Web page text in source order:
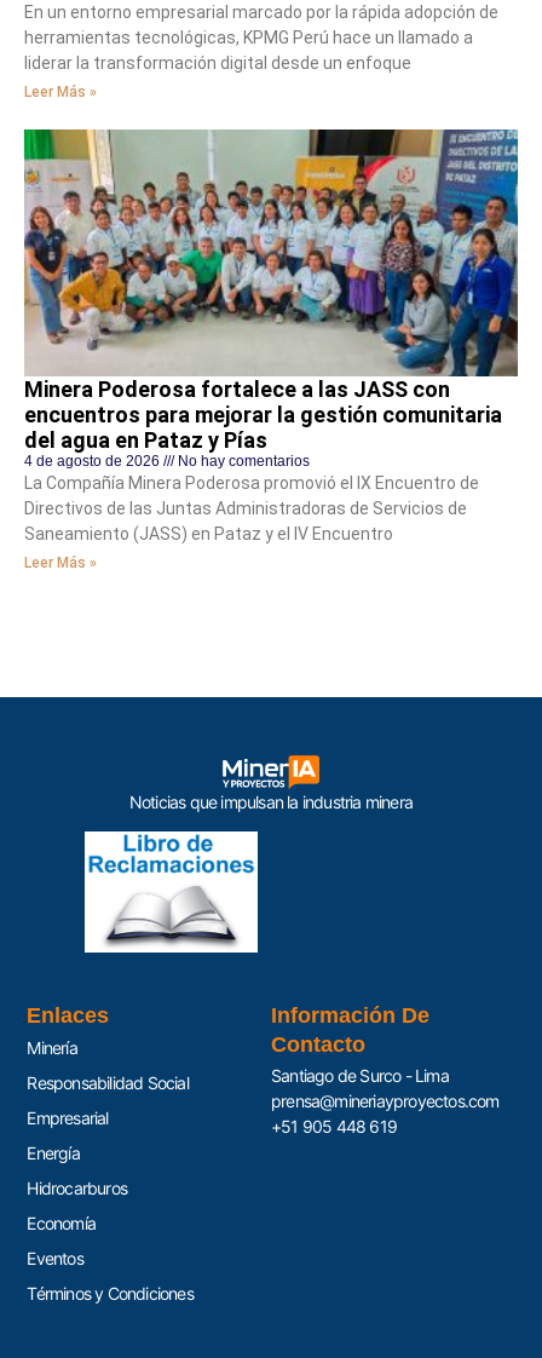
En un entorno empresarial marcado por la rápida adopción de
herramientas tecnológicas, KPMG Perú hace un llamado a
liderar la transformación digital desde un enfoque
Leer Más »
Minera Poderosa fortalece a las JASS con
encuentros para mejorar la gestión comunitaria
del agua en Pataz y Pías
4 de agosto de 2026 No hay comentarios
La Compañía Minera Poderosa promovió el IX Encuentro de
Directivos de las Juntas Administradoras de Servicios de
Saneamiento (JASS) en Pataz y el IV Encuentro
Leer Más »
Noticias que impulsan la industria minera
Enlaces
Minería
Responsabilidad Social
Empresarial
Energía
Hidrocarburos
Economía
Eventos
Términos y Condiciones
Información De
Contacto
Santiago de Surco - Lima
prensa@mineriayproyectos.com
+51 905 448 619